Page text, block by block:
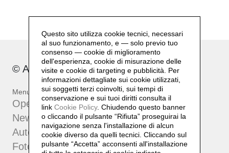
© Archivio Gianfranco Pardi
Menu
Opere
News
Autentiche
Fotografia
Questo sito utilizza cookie tecnici, necessari
al suo funzionamento, e — solo previo tuo
consenso — cookie di miglioramento
dell'esperienza, cookie di misurazione delle
visite e cookie di targeting e pubblicità. Per
informazioni dettagliate sui cookie utilizzati,
sui soggetti terzi coinvolti, sui tempi di
conservazione e sui tuoi diritti consulta il
link Cookie Policy. Chiudendo questo banner
o cliccando il pulsante “Rifiuta” proseguirai la
navigazione senza l'installazione di alcun
cookie diverso da quelli tecnici. Cliccando sul
pulsante “Accetta” acconsenti all'installazione